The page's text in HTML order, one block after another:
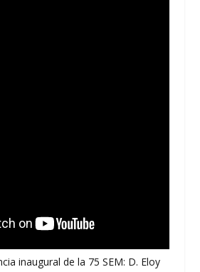
inaugural de la 75 SEM: D. Eloy